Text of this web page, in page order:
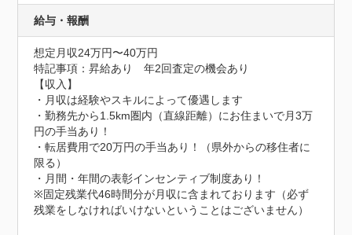
給与・報酬
想定月収24万円〜40万円
特記事項：昇給あり　年2回査定の機会あり
【収入】
・月収は経験やスキルによって優遇します
・勤務先から1.5km圏内（直線距離）にお住まいで月3万
円の手当あり！
・転居費用で20万円の手当あり！（県外からの移住者に
限る）
・月間・年間の表彰インセンティブ制度あり！
※固定残業代46時間分が月収に含まれております（必ず
残業をしなければいけないということはございません）